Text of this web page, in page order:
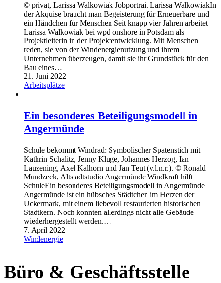
© privat, Larissa Walkowiak Jobportrait Larissa WalkowiakIn
der Akquise braucht man Begeisterung für Erneuerbare und
ein Händchen für Menschen Seit knapp vier Jahren arbeitet
Larissa Walkowiak bei wpd onshore in Potsdam als
Projektleiterin in der Projektentwicklung. Mit Menschen
reden, sie von der Windenergienutzung und ihrem
Unternehmen überzeugen, damit sie ihr Grundstück für den
Bau eines…
21. Juni 2022
Arbeitsplätze
Ein besonderes Beteiligungsmodell in
Angermünde
Schule bekommt Windrad: Symbolischer Spatenstich mit
Kathrin Schalitz, Jenny Kluge, Johannes Herzog, Ian
Lauzening, Axel Kalhorn und Jan Teut (v.l.n.r.). © Ronald
Mundzeck, Altstadtstudio Angermünde Windkraft hilft
SchuleEin besonderes Beteiligungsmodell in Angermünde
Angermünde ist ein hübsches Städtchen im Herzen der
Uckermark, mit einem liebevoll restaurierten historischen
Stadtkern. Noch konnten allerdings nicht alle Gebäude
wiederhergestellt werden.…
7. April 2022
Windenergie
Büro & Geschäftsstelle